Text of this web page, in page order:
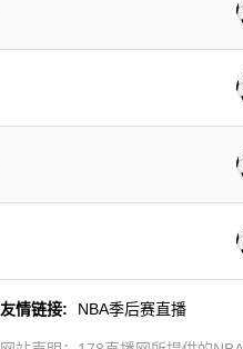
友情链接: NBA季后赛直播